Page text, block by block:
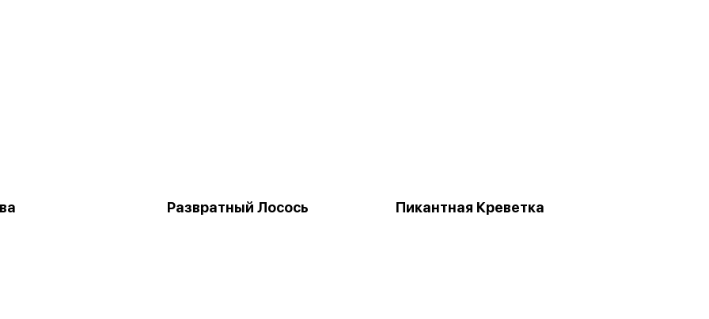
Развратный Лосось Пикантная Креветка